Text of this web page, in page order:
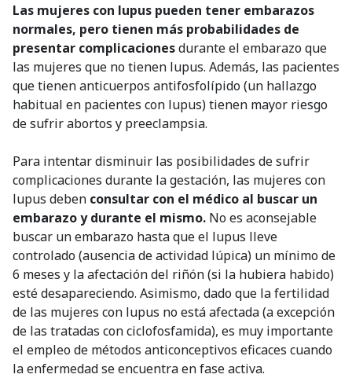
Las mujeres con lupus pueden tener embarazos
normales, pero tienen más probabilidades de
presentar complicacionesdurante el embarazo que
las mujeres que no tienen lupus. Además, las pacientes
que tienen anticuerpos antifosfolípido (un hallazgo
habitual en pacientes con lupus) tienen mayor riesgo
de sufrir abortos y preeclampsia.
Para intentar disminuir las posibilidades de sufrir
complicaciones durante la gestación, las mujeres con
lupus deben consultar con el médico al buscar un
embarazo y durante el mismo. No es aconsejable
buscar un embarazo hasta que el lupus lleve
controlado (ausencia de actividad lúpica) un mínimo de
6 meses y la afectación del riñón (si la hubiera habido)
esté desapareciendo. Asimismo, dado que la fertilidad
de las mujeres con lupus no está afectada (a excepción
de las tratadas con ciclofosfamida), es muy importante
el empleo de métodos anticonceptivos eficaces cuando
la enfermedad se encuentra en fase activa.